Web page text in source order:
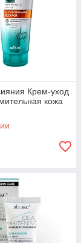
Крем-уход
кожа